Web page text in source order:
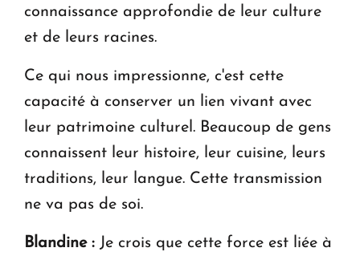
connaissance approfondie de leur culture
et de leurs racines.
Ce qui nous impressionne, c'est cette
capacité à conserver un lien vivant avec
leur patrimoine culturel. Beaucoup de gens
connaissent leur histoire, leur cuisine, leurs
traditions, leur langue. Cette transmission
ne va pas de soi.
Blandine : Je crois que cette force est liée à